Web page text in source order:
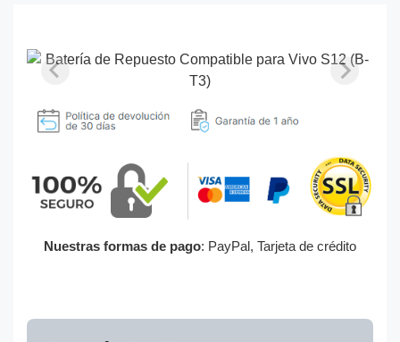
Nuestras formas de pago: PayPal, Tarjeta de crédito